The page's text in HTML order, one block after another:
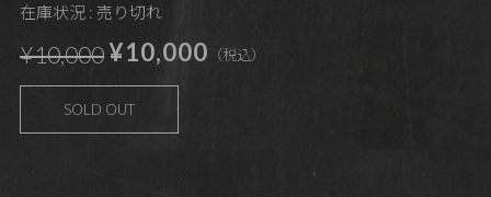
在庫状況 : 売り切れ
¥10,000¥10,000 （税込）
SOLD OUT